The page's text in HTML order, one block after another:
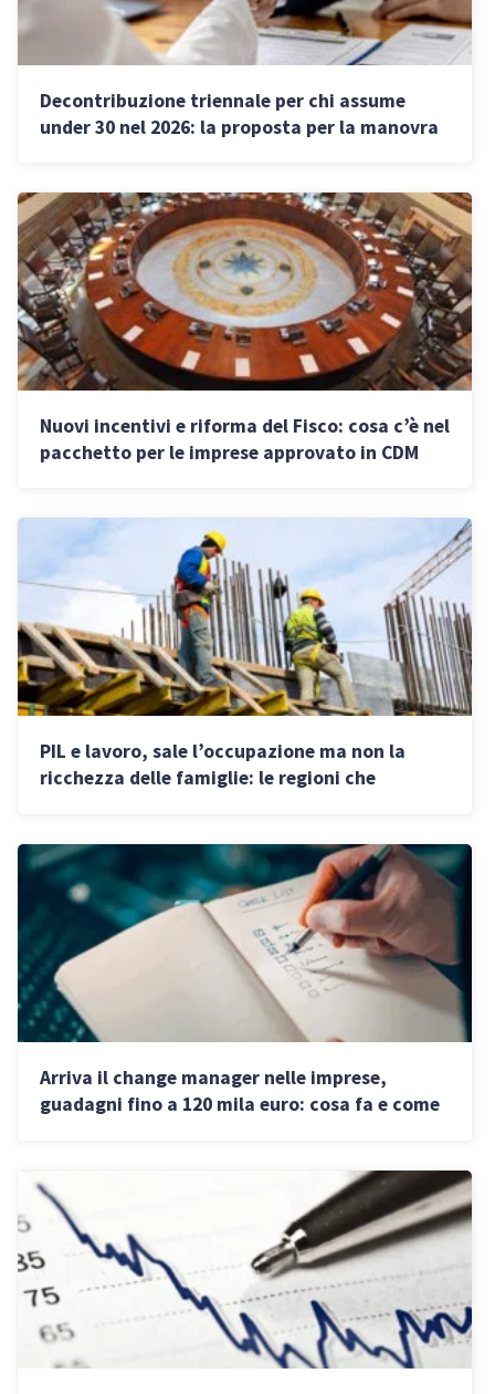
Decontribuzione triennale per chi assume
under 30 nel 2026: la proposta per la manovra
Nuovi incentivi e riforma del Fisco: cosa c’è nel
pacchetto per le imprese approvato in CDM
PIL e lavoro, sale l’occupazione ma non la
ricchezza delle famiglie: le regioni che
Arriva il change manager nelle imprese,
guadagni fino a 120 mila euro: cosa fa e come